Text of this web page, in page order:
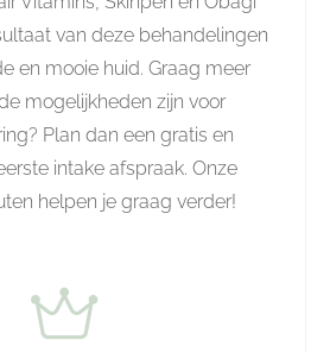
van deze behandelingen
en mooie huid. Graag meer
mogelijkheden zijn voor
Plan dan een gratis en
intake afspraak. Onze
helpen je graag verder!